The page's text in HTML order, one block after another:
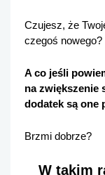
Czujesz, że
czegoś nowego?
A co jeśli
na zwiększenie
dodatek są one
Brzmi dobrze?
W takim